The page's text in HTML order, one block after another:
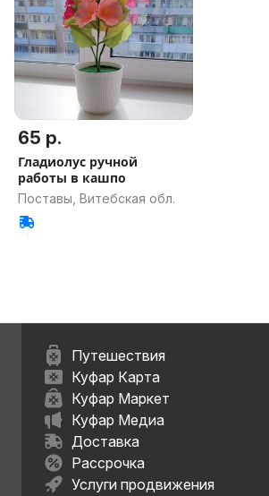
65 р.
Гладиолус ручной
работы в кашпо
Поставы, Витебская обл.
Путешествия
Куфар Карта
Куфар Маркет
Куфар Медиа
Доставка
Рассрочка
Услуги продвижения